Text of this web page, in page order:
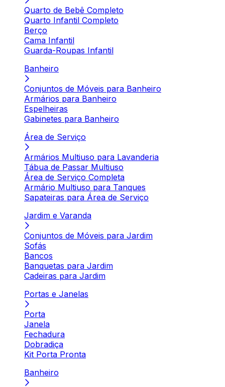
Quarto de Bebê Completo
Quarto Infantil Completo
Berço
Cama Infantil
Guarda-Roupas Infantil
Banheiro
Conjuntos de Móveis para Banheiro
Armários para Banheiro
Espelheiras
Gabinetes para Banheiro
Área de Serviço
Armários Multiuso para Lavanderia
Tábua de Passar Multiuso
Área de Serviço Completa
Armário Multiuso para Tanques
Sapateiras para Área de Serviço
Jardim e Varanda
Conjuntos de Móveis para Jardim
Sofás
Bancos
Banquetas para Jardim
Cadeiras para Jardim
Portas e Janelas
Porta
Janela
Fechadura
Dobradiça
Kit Porta Pronta
Banheiro